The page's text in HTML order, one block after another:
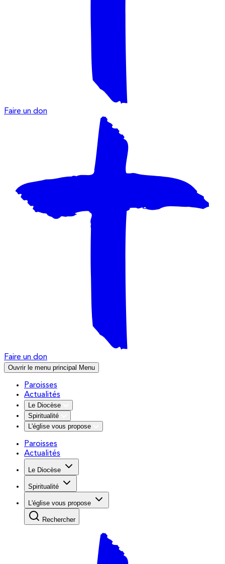
Faire un don
Faire un don
Ouvrir le menu principal Menu
Paroisses
Actualités
Le Diocèse
Spiritualité
L'église vous propose
Paroisses
Actualités
Le Diocèse
Spiritualité
L'église vous propose
Rechercher